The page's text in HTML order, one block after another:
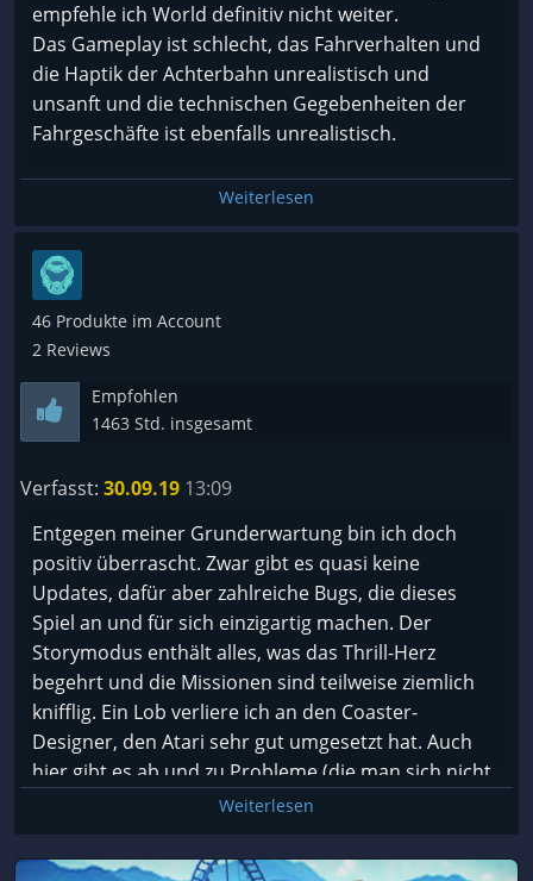
empfehle ich World definitiv nicht weiter.
Das Gameplay ist schlecht, das Fahrverhalten und
die Haptik der Achterbahn unrealistisch und
unsanft und die technischen Gegebenheiten der
Fahrgeschäfte ist ebenfalls unrealistisch.
Allen die Lust auf ein cooles Freizeitpark Tycoon
Spiel haben, den empfehle ich zu Rollercoaster
Tycoon 3 zu greifen.
Weiterlesen
46 Produkte im Account
2 Reviews
Empfohlen
1463 Std. insgesamt
Verfasst: 30.09.19 13:09
Entgegen meiner Grunderwartung bin ich doch
positiv überrascht. Zwar gibt es quasi keine
Updates, dafür aber zahlreiche Bugs, die dieses
Spiel an und für sich einzigartig machen. Der
Storymodus enthält alles, was das Thrill-Herz
begehrt und die Missionen sind teilweise ziemlich
knifflig. Ein Lob verliere ich an den Coaster-
Designer, den Atari sehr gut umgesetzt hat. Auch
hier gibt es ab und zu Probleme (die man sich nicht
wirklich erklären kann), aber im Großen und Ganzen
ist dieses Spiel wirklich gelungen.
Updates wären super, bis dahin muss es aber
Weiterlesen